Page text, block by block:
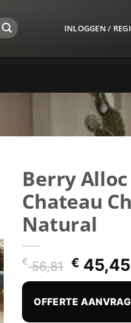
INLOGGEN /
Berry Alloc
Chateau
Natural
€56,81
prijs
was:
€
€ 45,45
OFFERTE